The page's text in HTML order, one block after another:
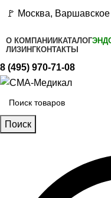
🚩 Москва,
О КОМПАНИИ КАТАЛОГ
ЛИЗИНГКОНТАКТЫ
8 (495) 970-71-08
Поиск